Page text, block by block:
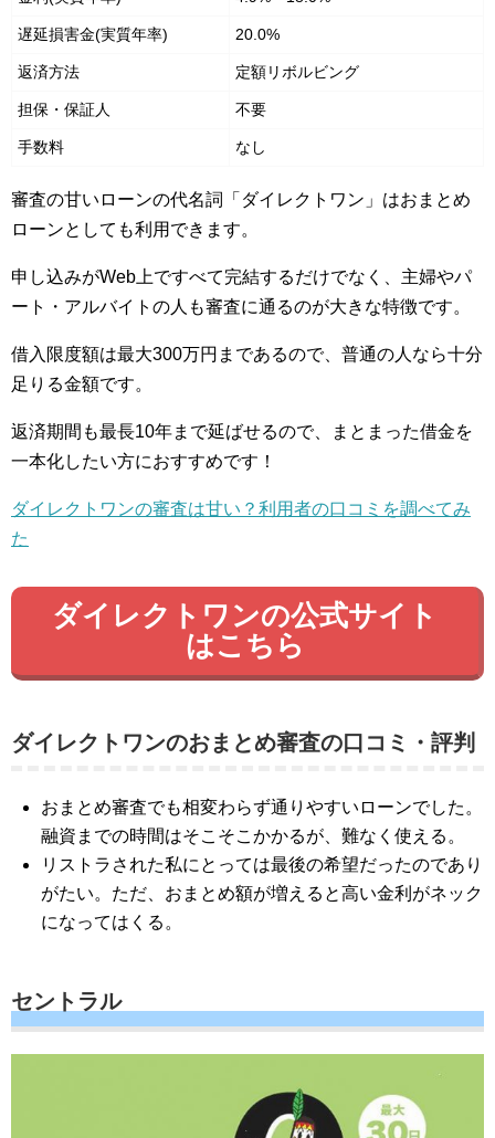
遅延損害金(実質年率) 20.0%
返済方法 定額リボルビング
担保・保証人 不要
手数料 なし
審査の甘いローンの代名詞「ダイレクトワン」はおまとめ
ローンとしても利用できます。
申し込みがWeb上ですべて完結するだけでなく、主婦やパ
ート・アルバイトの人も審査に通るのが大きな特徴です。
借入限度額は最大300万円まであるので、普通の人なら十分
足りる金額です。
返済期間も最長10年まで延ばせるので、まとまった借金を
一本化したい方におすすめです！
ダイレクトワンの審査は甘い？利用者の口コミを調べてみ
た
ダイレクトワンの公式サイト
はこちら
ダイレクトワンのおまとめ審査の口コミ・評判
おまとめ審査でも相変わらず通りやすいローンでした。
融資までの時間はそこそこかかるが、難なく使える。
リストラされた私にとっては最後の希望だったのであり
がたい。ただ、おまとめ額が増えると高い金利がネック
になってはくる。
セントラル